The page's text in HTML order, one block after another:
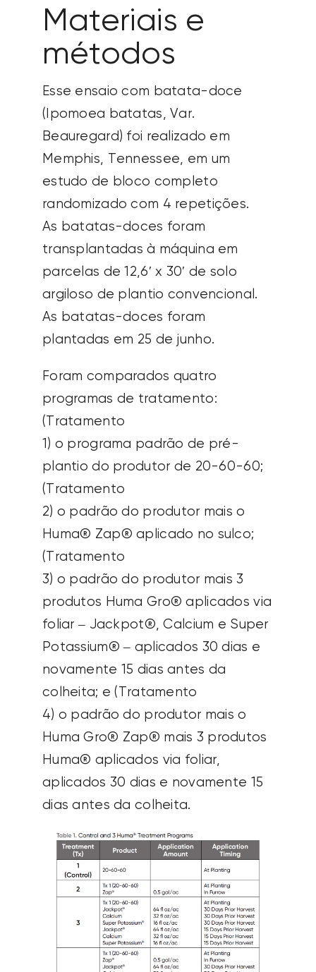
Materiais e
métodos
Esse ensaio com batata-doce
(Ipomoea batatas, Var.
Beauregard) foi realizado em
Memphis, Tennessee, em um
estudo de bloco completo
randomizado com 4 repetições.
As batatas-doces foram
transplantadas à máquina em
parcelas de 12,6′ x 30′ de solo
argiloso de plantio convencional.
As batatas-doces foram
plantadas em 25 de junho.
Foram comparados quatro
programas de tratamento:
(Tratamento
1) o programa padrão de pré-
plantio do produtor de 20-60-60;
(Tratamento
2) o padrão do produtor mais o
Huma® Zap® aplicado no sulco;
(Tratamento
3) o padrão do produtor mais 3
produtos Huma Gro® aplicados via
foliar – Jackpot®, Calcium e Super
Potassium® – aplicados 30 dias e
novamente 15 dias antes da
colheita; e (Tratamento
4) o padrão do produtor mais o
Huma Gro® Zap® mais 3 produtos
Huma® aplicados via foliar,
aplicados 30 dias e novamente 15
dias antes da colheita.